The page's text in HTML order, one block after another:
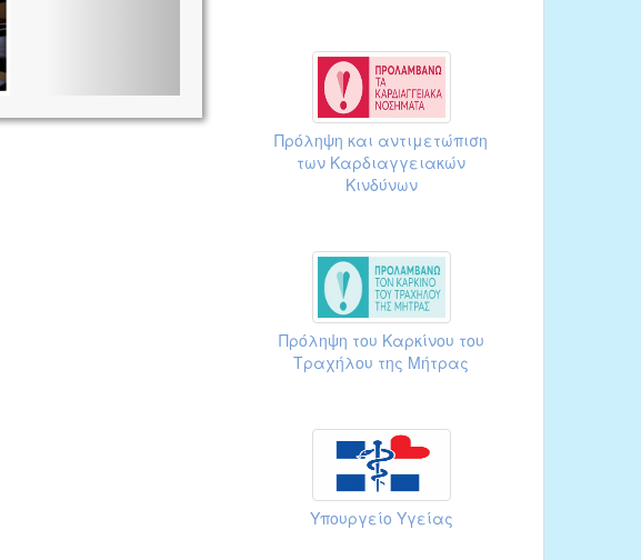
Πρόληψη και αντιμετώπιση
των Καρδιαγγειακών
Κινδύνων
Πρόληψη του Καρκίνου του
Τραχήλου της Μήτρας
Υπουργείο Υγείας